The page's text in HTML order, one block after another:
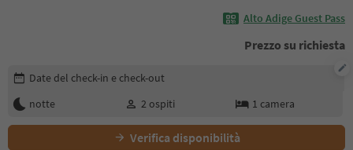
Alto Adige Guest Pass
Prezzo su richiesta
Modifica i dettagli della prenotazione
Date del check-in e check-out
notte
2 ospiti 1 camera
Verifica disponibilità